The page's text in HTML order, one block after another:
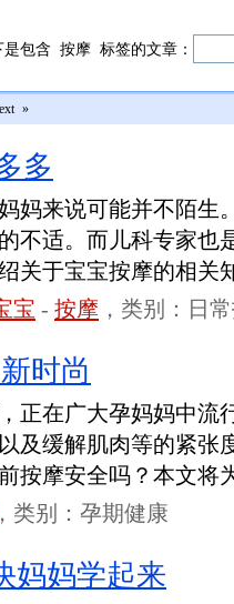
是包含 按摩 标签的文章：
»
多
妈来说可能并不陌生
不适。而儿科专家也
关于宝宝按摩的相关
宝 - 按摩 ，类别：日
时尚
正在广大孕妈妈中流
及缓解肌肉等的紧张
按摩安全吗？本文将
，类别：孕期健康
妈妈学起来